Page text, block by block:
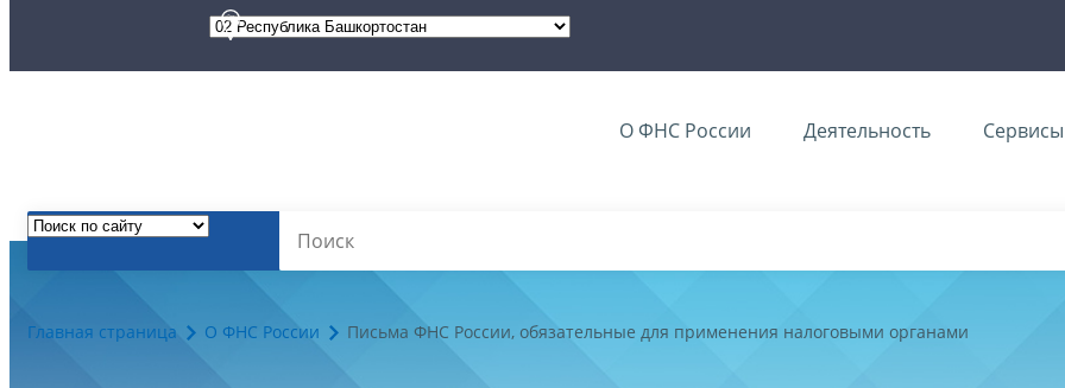
О ФНС России Деятельность Сервисы
Главная страница О ФНС России Письма ФНС России, обязательные для применения налоговыми органами